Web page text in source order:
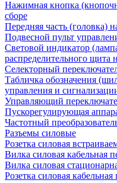
Нажимная кнопка
сборе
Передняя часть (головка)
Подвесной пульт
Световой индикатор
распределительного щита
Селекторный
Табличка обозначения
управления и
Управляющий
Пускорегулирующая
Частотный
Разъемы силовые
Розетка силовая
Вилка силовая кабельная
Вилка силовая
Розетка силовая кабельная